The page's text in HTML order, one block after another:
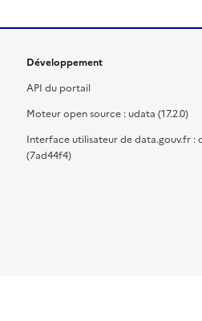
Développement
API du portail
Moteur open source : udata (17.2.0)
Interface utilisateur de data.gouv.fr :
(7ad44f4)